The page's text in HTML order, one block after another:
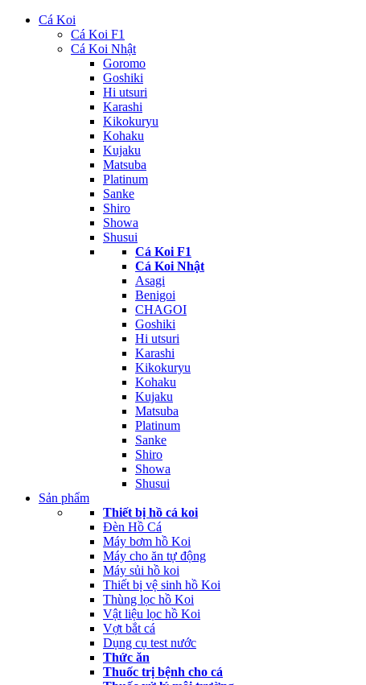
Cá Koi
Cá Koi F1
Cá Koi Nhật
Goromo
Goshiki
Hi utsuri
Karashi
Kikokuryu
Kohaku
Kujaku
Matsuba
Platinum
Sanke
Shiro
Showa
Shusui
Cá Koi F1
Cá Koi Nhật
Asagi
Benigoi
CHAGOI
Goshiki
Hi utsuri
Karashi
Kikokuryu
Kohaku
Kujaku
Matsuba
Platinum
Sanke
Shiro
Showa
Shusui
Sản phẩm
Thiết bị hồ cá koi
Đèn Hồ Cá
Máy bơm hồ Koi
Máy cho ăn tự động
Máy sủi hồ koi
Thiết bị vệ sinh hồ Koi
Thùng lọc hồ Koi
Vật liệu lọc hồ Koi
Vợt bắt cá
Dụng cụ test nước
Thức ăn
Thuốc trị bệnh cho cá